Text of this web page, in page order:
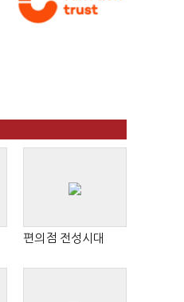
편의점 전성시대